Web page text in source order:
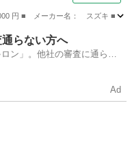
円 ■ メーカー名： スズキ ■
通らない方へ
ン」。他社の審査に通らな
Ad